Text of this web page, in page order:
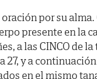
por su
presente en la
a las CINCO de la
27, y a
en el mismo